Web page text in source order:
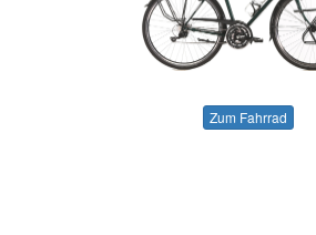
Zum Fahrrad